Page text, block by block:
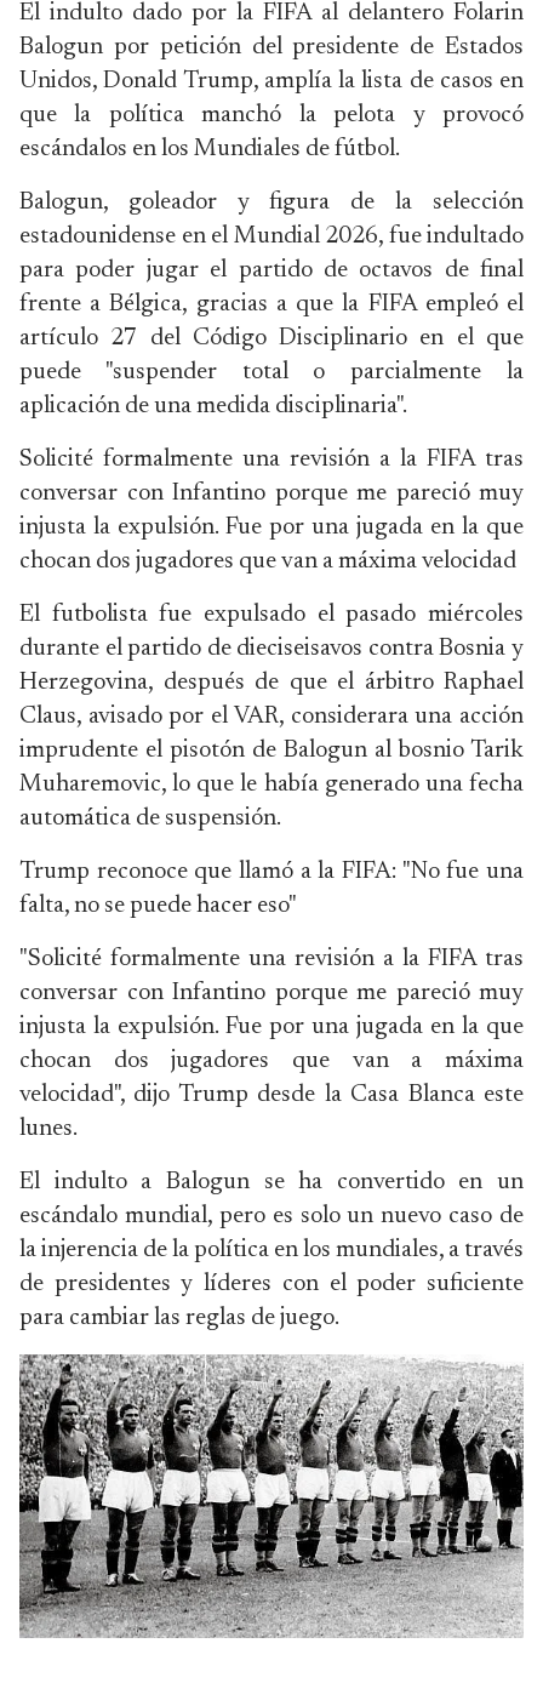
El indulto dado por la FIFA al delantero Folarin
Balogun por petición del presidente de Estados
Unidos, Donald Trump, amplía la lista de casos en
que la política manchó la pelota y provocó
escándalos en los Mundiales de fútbol.
Balogun, goleador y figura de la selección
estadounidense en el Mundial 2026, fue indultado
para poder jugar el partido de octavos de final
frente a Bélgica, gracias a que la FIFA empleó el
artículo 27 del Código Disciplinario en el que
puede "suspender total o parcialmente la
aplicación de una medida disciplinaria".
Solicité formalmente una revisión a la FIFA tras
conversar con Infantino porque me pareció muy
injusta la expulsión. Fue por una jugada en la que
chocan dos jugadores que van a máxima velocidad
El futbolista fue expulsado el pasado miércoles
durante el partido de dieciseisavos contra Bosnia y
Herzegovina, después de que el árbitro Raphael
Claus, avisado por el VAR, considerara una acción
imprudente el pisotón de Balogun al bosnio Tarik
Muharemovic, lo que le había generado una fecha
automática de suspensión.
Trump reconoce que llamó a la FIFA: "No fue una
falta, no se puede hacer eso"
"Solicité formalmente una revisión a la FIFA tras
conversar con Infantino porque me pareció muy
injusta la expulsión. Fue por una jugada en la que
chocan dos jugadores que van a máxima
velocidad", dijo Trump desde la Casa Blanca este
lunes.
El indulto a Balogun se ha convertido en un
escándalo mundial, pero es solo un nuevo caso de
la injerencia de la política en los mundiales, a través
de presidentes y líderes con el poder suficiente
para cambiar las reglas de juego.